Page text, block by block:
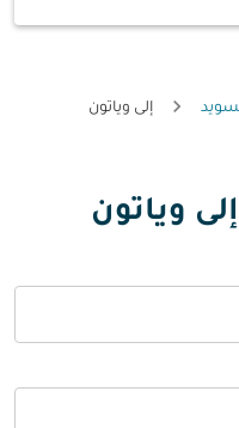
إلى وياتون
وياتون